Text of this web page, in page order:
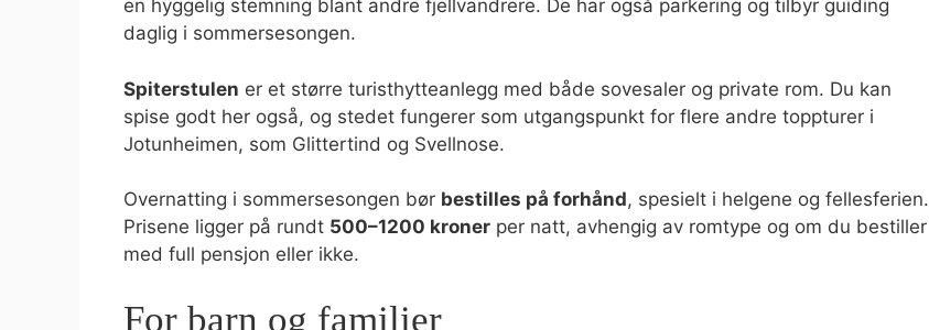
en hyggelig stemning blant andre fjellvandrere. De har også parkering og tilbyr guiding
daglig i sommersesongen.
Spiterstulen er et større turisthytteanlegg med både sovesaler og private rom. Du kan
spise godt her også, og stedet fungerer som utgangspunkt for flere andre toppturer i
Jotunheimen, som Glittertind og Svellnose.
Overnatting i sommersesongen bør bestilles på forhånd, spesielt i helgene og fellesferien.
Prisene ligger på rundt 500–1200 kroner per natt, avhengig av romtype og om du bestiller
med full pensjon eller ikke.
For barn og familier